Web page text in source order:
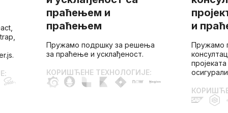
праћењем и
праћењем
Пружамо подршку за решења
за праћење и усклађеност.
КОРИШЋЕНЕ ТЕХНОЛОГИЈЕ:
и
Пружамо